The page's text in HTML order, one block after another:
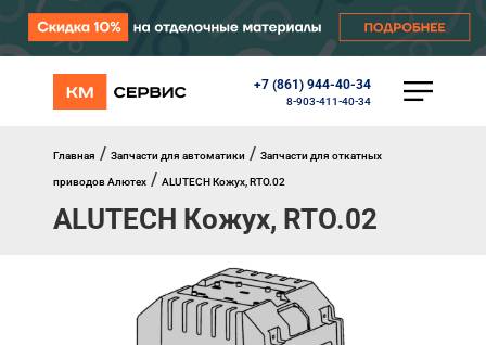
+7 (861) 944-40-34
8-903-411-40-34
КАТАЛОГ
Перегрузочное оборудование
Уличные калитки
Противопожарные ворота
Противопожарные шторы
Внешняя солнцезащита
Главная / Запчасти для автоматики / Запчасти для откатных
приводов Алютех / ALUTECH Кожух, RTO.02
ALUTECH Кожух, RTO.02